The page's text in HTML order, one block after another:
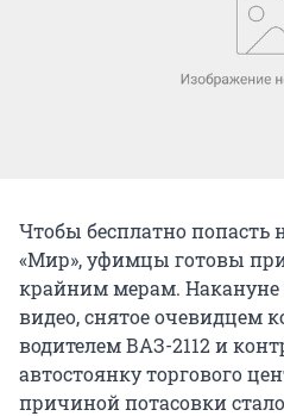
Чтобы бесплатно попасть
«Мир», уфимцы готовы
крайним мерам. Накануне
видео, снятое очевидцем
водителем ВАЗ-2112 и
автостоянку торгового
причиной потасовки